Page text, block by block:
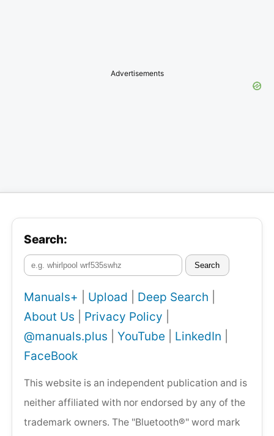
Advertisements
Search:
Search
Manuals+ Upload Deep Search
About Us
Privacy Policy
@manuals.plus
YouTube LinkedIn
FaceBook
This website is an independent publication and is
neither affiliated with nor endorsed by any of the
trademark owners. The "Bluetooth®" word mark